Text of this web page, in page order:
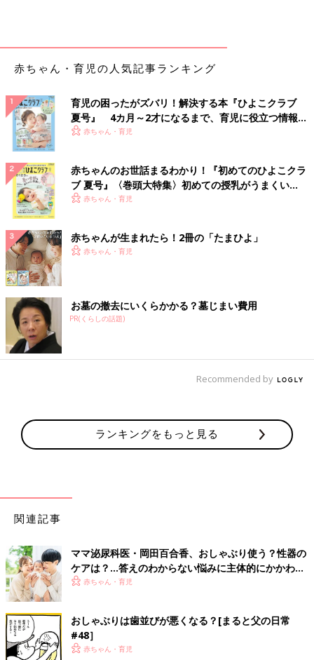
「母乳育児の場合、おしゃぶりに慣れることで乳頭混乱（哺乳び
んに慣れた赤ちゃんが母乳を嫌がること）を起こすことがありま
機会や、親子の触れ合いが減ってしまいます。
よく『おしゃぶりは鼻呼吸を促す』『口腔トレーニングになる』
といわれますが、赤ちゃんは自然に鼻呼吸ができていますし、飲
んだり食べたりすることで、十分口を動かしています。トレーニ
ングのためにおしゃぶりをさせることは、しなくていいでしょ
う。また、使うときは清潔なものを与え、常時使うのは避けまし
ょう」
1歳6ヶ月以降も使い続けると開咬になりやすい
下のグラフは、昭和大学小児歯科による「おしゃぶりの使用と歯
への影響」を調べた2006年の結果です。おしゃぶりの経験のあ
る子どもは
2歳6ヶ月で179名いて、19ヶ月以上使っている子で
は、開咬＜かいこう＞（舌で前歯が押され上下の前歯にすき間が
できること）などの影響が顕著。25～30ヶ月使った子どもで
は、約半数に開咬や上顎突出（いわゆる出っ歯）が見られたそう
です。
石川朋穂、高田貴奈ほか：おしゃぶりについての実態調査―第4
赤ちゃん・育児の人気記事ランキング
育児の困ったがズバリ！解決する本『ひよこクラブ
夏号』 4カ月～2才になるまで、育児に役立つ情報が
いっぱい！
赤ちゃん・育児
赤ちゃんのお世話まるわかり！『初めてのひよこクラ
ブ 夏号』〈巻頭大特集〉初めての授乳がうまくい
く！ おっぱい・ミルクの基本と夏のトラブル 解決テ
赤ちゃん・育児
赤ちゃんが生まれたら！2冊の「たまひよ」
赤ちゃん・育児
お墓の撤去にいくらかかる？墓じまい費用
PR(くらしの話題)
Recommended by
ランキングをもっと見る
関連記事
ママ泌尿科医・岡田百合香、おしゃぶり使う？性器の
ケアは？…答えのわからない悩みに主体的にかかわる
「父親」の増加から感じること
赤ちゃん・育児
おしゃぶりは歯並びが悪くなる？[まると父の日常
#48］
赤ちゃん・育児